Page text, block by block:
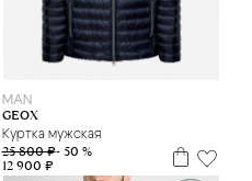
52545658
MAN
GEOX
Куртка мужская
25 800 ₽- 50 %
12 900 ₽